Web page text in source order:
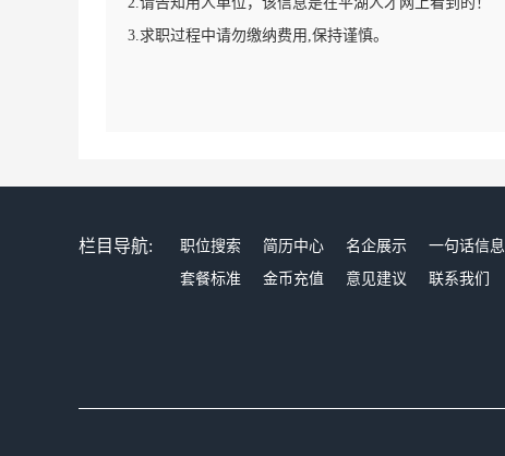
3.求职过程中请勿缴纳费用,保持谨慎。
栏目导航: 职位搜索 简历中心 名企展示 一句话信息
套餐标准
金币充值 意见建议 联系我们